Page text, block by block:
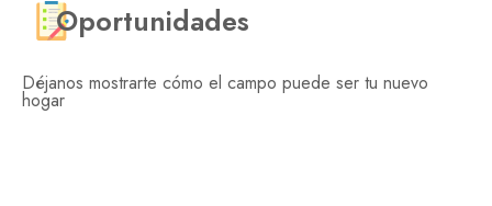
Oportunidades
Déjanos mostrarte cómo el campo puede ser tu nuevo
hogar